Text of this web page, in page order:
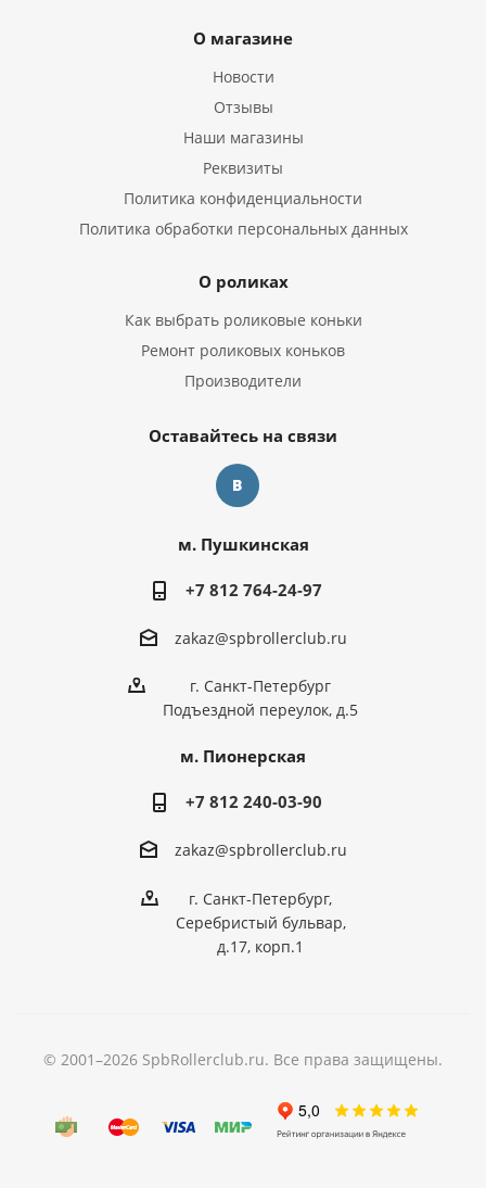
О магазине
Новости
Отзывы
Наши магазины
Реквизиты
Политика конфиденциальности
Политика обработки персональных данных
О роликах
Как выбрать роликовые коньки
Ремонт роликовых коньков
Производители
Оставайтесь на связи
м. Пушкинская
+7 812 764-24-97
zakaz@spbrollerclub.ru
г. Санкт-Петербург
Подъездной переулок, д.5
м. Пионерская
+7 812 240-03-90
zakaz@spbrollerclub.ru
г. Санкт-Петербург,
Серебристый бульвар,
д.17, корп.1
© 2001–2026 SpbRollerclub.ru. Все права защищены.